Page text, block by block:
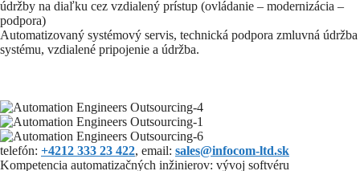
údržby na diaľku cez vzdialený prístup (ovládanie – modernizácia –
podpora)
Automatizovaný systémový servis, technická podpora zmluvná údržba
systému, vzdialené pripojenie a údržba.
telefón: +4212 333 23 422, email: sales@infocom-ltd.sk
Kompetencia automatizačných inžinierov: vývoj softvéru